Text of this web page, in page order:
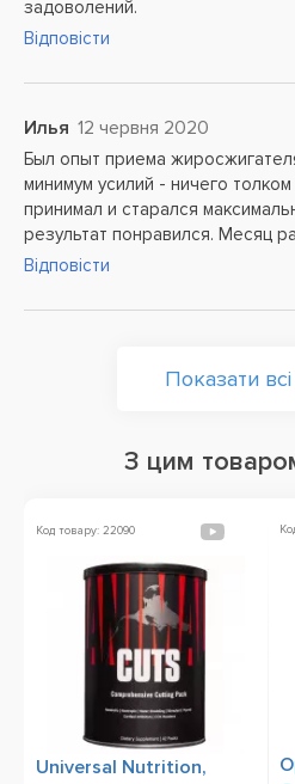
задоволений.
Відповісти
Илья 12 червня 2020
Был опыт приема
минимум усилий - ничего
принимал и старался
результат понравился. Месяц
Відповісти
Показати всі
З цим
Код товару: 22090
Universal Nutrition,